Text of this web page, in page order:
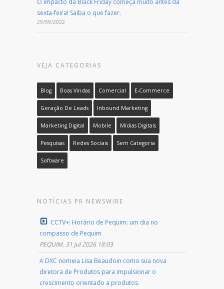
O impacto da Black Friday começa muito antes da
sexta-feira! Saiba o que fazer.
29/09/2022
VEJA CATEGORIAS
Blog Boas Vindas Comercial E-Commerce
Geração De Leads Inbound Marketing
Marketing Digital Mobile Mídias Digitais
Pesquisas Redes Sociais Sem Categoria
Software
NOTÍCIAS PR NEWSWIRE
CCTV+: Horário de Pequim: um dia no
compasso de Pequim
PEQUIM, 31 jul 2026 18:03
A DXC nomeia Lisa Beaudoin como sua nova
diretora de Produtos para impulsionar o
crescimento orientado a produtos.